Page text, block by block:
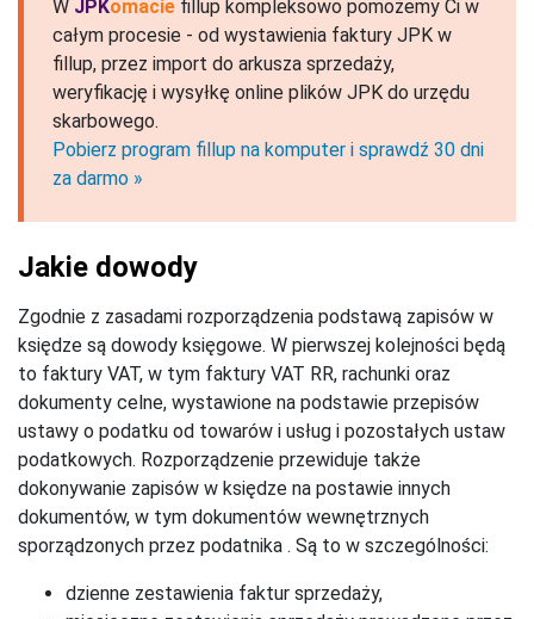
W JPKomacie fillup kompleksowo pomożemy Ci w
całym procesie - od wystawienia faktury JPK w
fillup, przez import do arkusza sprzedaży,
weryfikację i wysyłkę online plików JPK do urzędu
skarbowego.
Pobierz program fillup na komputer i sprawdź 30 dni
za darmo »
Jakie dowody
Zgodnie z zasadami rozporządzenia podstawą zapisów w
księdze są dowody księgowe. W pierwszej kolejności będą
to faktury VAT, w tym faktury VAT RR, rachunki oraz
dokumenty celne, wystawione na podstawie przepisów
ustawy o podatku od towarów i usług i pozostałych ustaw
podatkowych. Rozporządzenie przewiduje także
dokonywanie zapisów w księdze na postawie innych
dokumentów, w tym dokumentów wewnętrznych
sporządzonych przez podatnika . Są to w szczególności:
dzienne zestawienia faktur sprzedaży,